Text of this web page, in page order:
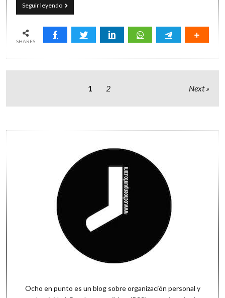
Seguir leyendoPaso
a
de
no
SHARES
1 2 Next
Sidebar
Ocho en punto es un blog sobre organización personal y